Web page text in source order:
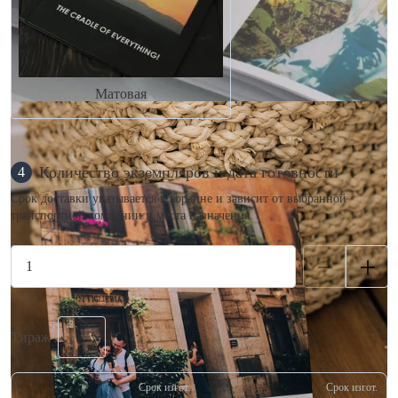
Матовая
4 Количество экземпляров и дата готовности
Срок доставки указывается в корзине и зависит от выбранной
транспортной компании и места назначения.
Тираж
Срок изгот. Срок изгот.